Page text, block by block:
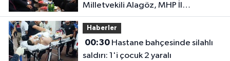
Milletvekili Alagöz, MHP İl
Başkanlığını Ziyaret Etti
Haberler
00:30Hastane bahçesinde silahlı
saldırı: 1'i çocuk 2 yaralı